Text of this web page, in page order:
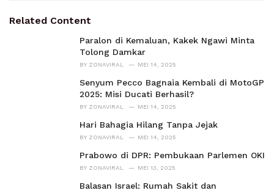
iRelated Content
Paralon di Kemaluan, Kakek Ngawi Minta
Tolong Damkar
BY ZONAVIRAL MEI 14, 2025
Senyum Pecco Bagnaia Kembali di MotoGP
2025: Misi Ducati Berhasil?
BY ZONAVIRAL MEI 14, 2025
Hari Bahagia Hilang Tanpa Jejak
BY ZONAVIRAL MEI 14, 2025
Prabowo di DPR: Pembukaan Parlemen OKI
BY ZONAVIRAL MEI 13, 2025
Balasan Israel: Rumah Sakit dan